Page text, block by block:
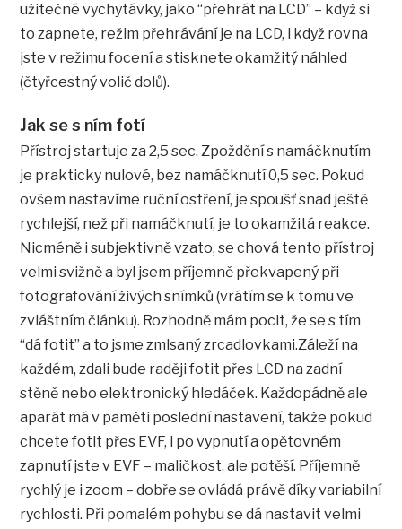
užitečné vychytávky, jako “přehrát na LCD” – když si
to zapnete, režim přehrávání je na LCD, i když rovna
jste v režimu focení a stisknete okamžitý náhled
(čtyřcestný volič dolů).
Jak se s ním fotí
Přístroj startuje za 2,5 sec. Zpoždění s namáčknutím
je prakticky nulové, bez namáčknutí 0,5 sec. Pokud
ovšem nastavíme ruční ostření, je spoušť snad ještě
rychlejší, než při namáčknutí, je to okamžitá reakce.
Nicméně i subjektivně vzato, se chová tento přístroj
velmi svižně a byl jsem příjemně překvapený při
fotografování živých snímků (vrátím se k tomu ve
zvláštním článku). Rozhodně mám pocit, že se s tím
“dá fotit” a to jsme zmlsaný zrcadlovkami.Záleží na
každém, zdali bude raději fotit přes LCD na zadní
stěně nebo elektronický hledáček. Každopádně ale
aparát má v paměti poslední nastavení, takže pokud
chcete fotit přes EVF, i po vypnutí a opětovném
zapnutí jste v EVF – maličkost, ale potěší. Příjemně
rychlý je i zoom – dobře se ovládá právě díky variabilní
rychlosti. Při pomalém pohybu se dá nastavit velmi